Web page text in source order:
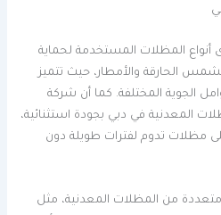
أنواع المظلات المستخدمة لحماية
الحارقة والأمطار، حيث تتميز
الجوية المختلفة. كما أن شركة
المعدنية في دبي بجودة استثنائية،
مظلات تدوم لفترات طويلة دون
متعددة من المظلات المعدنية، مثل